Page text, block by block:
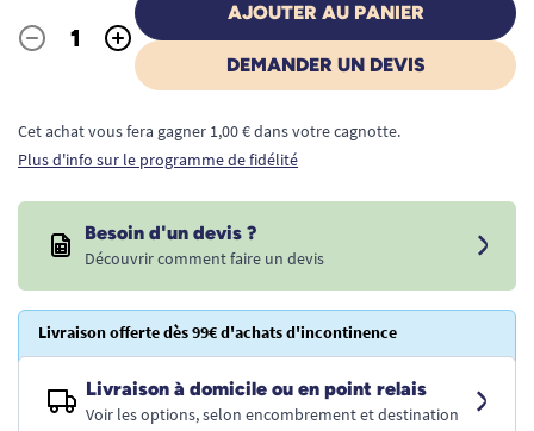
Quantité
- +
AJOUTER AU PANIER
DEMANDER UN DEVIS
Cet achat vous fera gagner 1,00 € dans votre cagnotte.
Plus d'info sur le programme de fidélité
Besoin d'un devis ?
Découvrir comment faire un devis
Livraison offerte dès 99€ d'achats d'incontinence
Livraison à domicile ou en point relais
Voir les options, selon encombrement et destination